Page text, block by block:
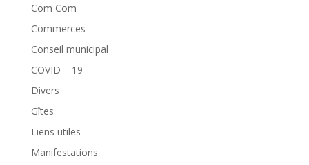
Com Com
Commerces
Conseil municipal
COVID – 19
Divers
Gîtes
Liens utiles
Manifestations